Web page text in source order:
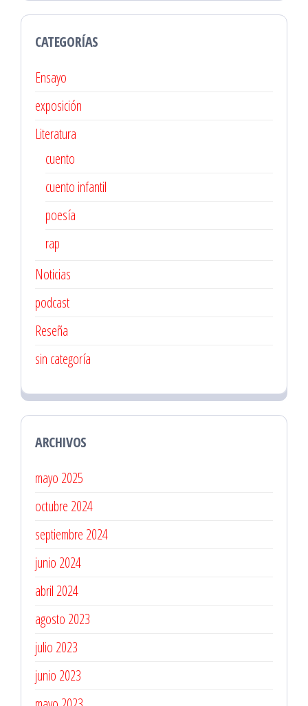
CATEGORÍAS
Ensayo
exposición
Literatura
cuento
cuento infantil
poesía
rap
Noticias
podcast
Reseña
sin categoría
ARCHIVOS
mayo 2025
octubre 2024
septiembre 2024
junio 2024
abril 2024
agosto 2023
julio 2023
junio 2023